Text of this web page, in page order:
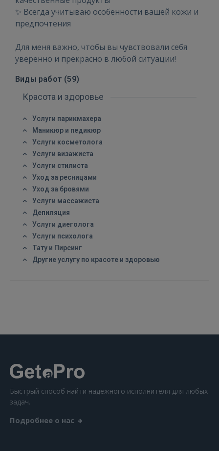
Войти
ВОЙТИ
Забыли пароль?
Ещё не зарегистрированы?
✨ Всегда учитываю особенности вашей кожи и
предпочтения
Для меня важно, чтобы вы чувствовали себя
уверенно и прекрасно в любой ситуации!
Виды работ (59)
Красота и здоровье
Услуги парикмахера
Маникюр и педикюр
Услуги косметолога
Услуги визажиста
Услуги стилиста
Уход за ресницами
Уход за бровями
Услуги массажиста
Депиляция
Услуги диеголога
Услуги психолога
Тату и Пирсинг
Другие услугу по красоте и здоровью
Быстрый способ найти надежного исполнителя для любых
задач.
Подробнее о нас